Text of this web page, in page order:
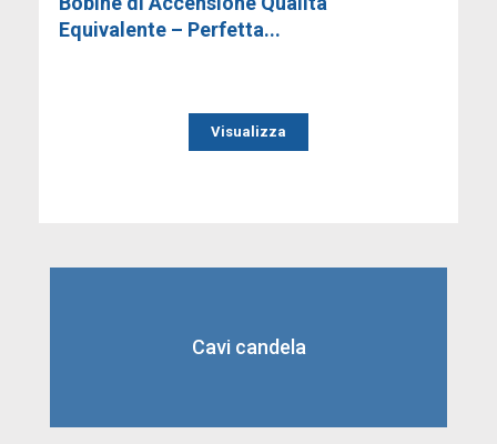
Equivalente – Perfetta...
Visualizza
Cavi candela